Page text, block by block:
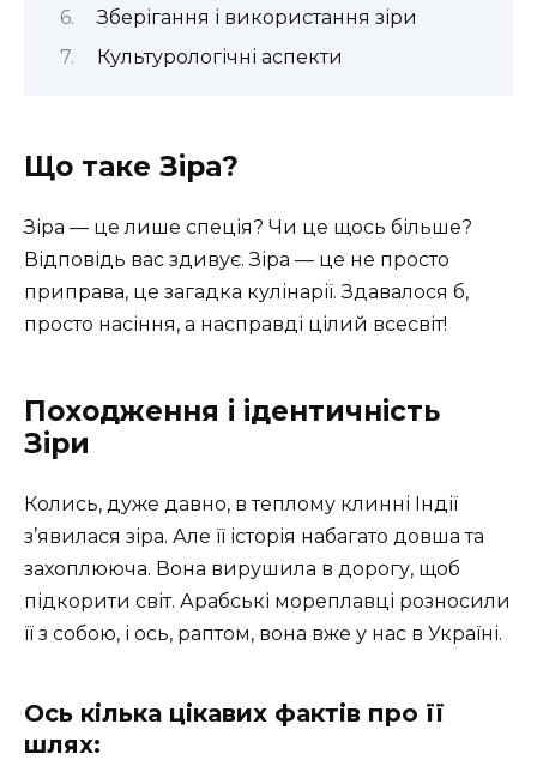
Зберігання і використання зіри
Культурологічні аспекти
Що таке Зіра?
Зіра — це лише спеція? Чи це щось більше?
Відповідь вас здивує. Зіра — це не просто
приправа, це загадка кулінарії. Здавалося б,
просто насіння, а насправді цілий всесвіт!
Походження і ідентичність
Зіри
Колись, дуже давно, в теплому клинні Індії
з’явилася зіра. Але її історія набагато довша та
захоплююча. Вона вирушила в дорогу, щоб
підкорити світ. Арабські мореплавці розносили
її з собою, і ось, раптом, вона вже у нас в Україні.
Ось кілька цікавих фактів про її
шлях: